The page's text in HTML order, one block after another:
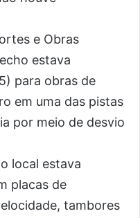
e Obras
estava
para obras de
em uma das pistas
por meio de desvio
local estava
placas de
tambores